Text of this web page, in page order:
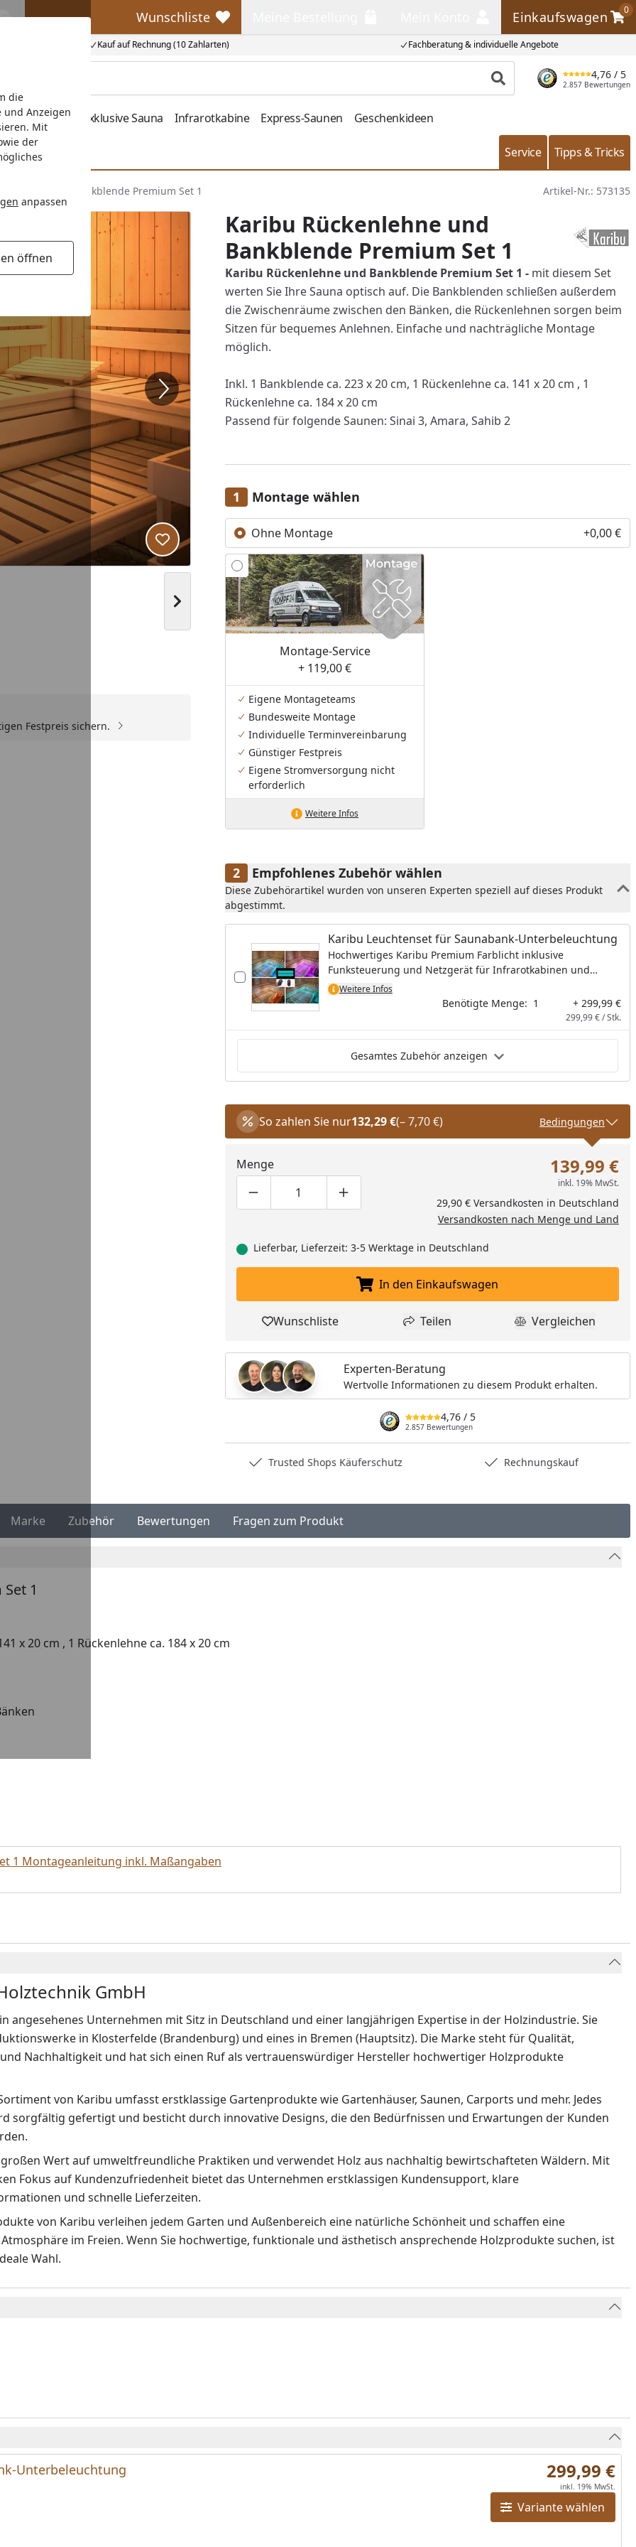
die
und Anzeigen
Mit
der
anpassen
öffnen
Kauf auf Rechnung (10 Zahlarten) Fachberatung & individuelle Angebote
Wunschliste
Wunschliste Einkaufswagen
0
Einkaufswagen
Produkt suchen
4,76 / 5
2.857 Bewertungen
Zubehör Exklusive Sauna Infrarotkabine Express-Saunen Geschenkideen
Service Tipps & Tricks
und Bankblende Premium Set 1 Artikel-Nr.: 573135
Nächstes Bild anzeigen
Produkt zur Wunschliste hinzufügen
Festpreis sichern.
Karibu Rückenlehne und
Bankblende Premium Set 1
Karibu Rückenlehne und Bankblende Premium Set 1 - mit diesem Set
werten Sie Ihre Sauna optisch auf. Die Bankblenden schließen außerdem
die Zwischenräume zwischen den Bänken, die Rückenlehnen sorgen beim
Sitzen für bequemes Anlehnen. Einfache und nachträgliche Montage
möglich.
Inkl. 1 Bankblende ca. 223 x 20 cm, 1 Rückenlehne ca. 141 x 20 cm , 1
Rückenlehne ca. 184 x 20 cm
Passend für folgende Saunen: Sinai 3, Amara, Sahib 2
Montage wählen
Ohne Montage +0,00 €
Montage-Service
+ 119,00 €
Eigene Montageteams
Bundesweite Montage
Individuelle Terminvereinbarung
Günstiger Festpreis
Eigene Stromversorgung nicht
erforderlich
Weitere Infos
Empfohlenes Zubehör wählen
Diese Zubehörartikel wurden von unseren Experten speziell auf dieses Produkt
abgestimmt.
Karibu Leuchtenset für Saunabank-Unterbeleuchtung
Hochwertiges Karibu Premium Farblicht inklusive
Funksteuerung und Netzgerät für Infrarotkabinen und
Saunen geeignet (Temperaturen bis 110°C). 230 Volt
Anschluss. Mit der Funksteuerung lassen sich Farbverläufe
automatisch oder einzeln wählen, was zu einem
einzigartigen Wellness Vergnügen führt! Nicht geeignet für
Saunahäuser. Größe: 320 x 240 x 38 mm
Weitere Infos
Benötigte Menge: 1 + 299,99 €
299,99 € / Stk.
Gesamtes Zubehör anzeigen
So zahlen Sie nur132,29 €(– 7,70 €) Bedingungen
Menge
Produktmenge um eins verringern
Produktmenge manuell eingeben
Produktmenge um eins erhöhen
139,99 €
inkl. 19% MwSt.
29,90 € Versandkosten in Deutschland
Versandkosten nach Menge und Land
Lieferbar, Lieferzeit: 3-5 Werktage in Deutschland
In den Einkaufswagen legen
In den Einkaufswagen
Produkt zur Wunschliste hinzufügen
Wunschliste Teilen
Teilen Produkt
Vergleichen
Experten-Beratung
Wertvolle Informationen zu diesem Produkt erhalten.
4,76 / 5
2.857 Bewertungen
Trusted Shops Käuferschutz Rechnungskauf
Marke Zubehör Bewertungen Fragen zum Produkt
1
x 20 cm , 1 Rückenlehne ca. 184 x 20 cm
1 Montageanleitung inkl. Maßangaben
GmbH
angesehenes Unternehmen mit Sitz in Deutschland und einer langjährigen Expertise in der Holzindustrie. Sie
in Klosterfelde (Brandenburg) und eines in Bremen (Hauptsitz). Die Marke steht für Qualität,
Nachhaltigkeit und hat sich einen Ruf als vertrauenswürdiger Hersteller hochwertiger Holzprodukte
von Karibu umfasst erstklassige Gartenprodukte wie Gartenhäuser, Saunen, Carports und mehr. Jedes
sorgfältig gefertigt und besticht durch innovative Designs, die den Bedürfnissen und Erwartungen der Kunden
Wert auf umweltfreundliche Praktiken und verwendet Holz aus nachhaltig bewirtschafteten Wäldern. Mit
Fokus auf Kundenzufriedenheit bietet das Unternehmen erstklassigen Kundensupport, klare
und schnelle Lieferzeiten.
von Karibu verleihen jedem Garten und Außenbereich eine natürliche Schönheit und schaffen eine
im Freien. Wenn Sie hochwertige, funktionale und ästhetisch ansprechende Holzprodukte suchen, ist
Wahl.
Unterbeleuchtung
Variante wählen
299,99 €
inkl. 19% MwSt.